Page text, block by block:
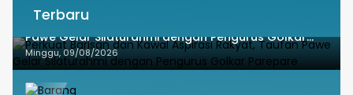
Terbaru
Perkuat Barisan dan Kawal Aspirasi Rakyat, Taufan
Pawe Gelar Silaturahmi dengan Pengurus Golkar
Parepare
Minggu, 09/08/2026